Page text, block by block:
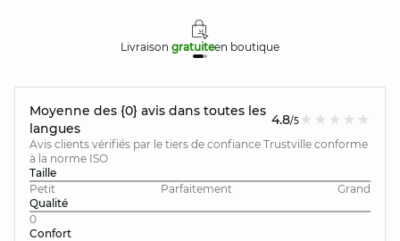
Livraison gratuiteen boutique
Moyenne des {0} avis dans toutes les
langues
4.8/5
Avis clients vérifiés par le tiers de confiance Trustville conforme
à la norme ISO
Taille
Petit
Parfaitement
Grand
Qualité
0
Confort